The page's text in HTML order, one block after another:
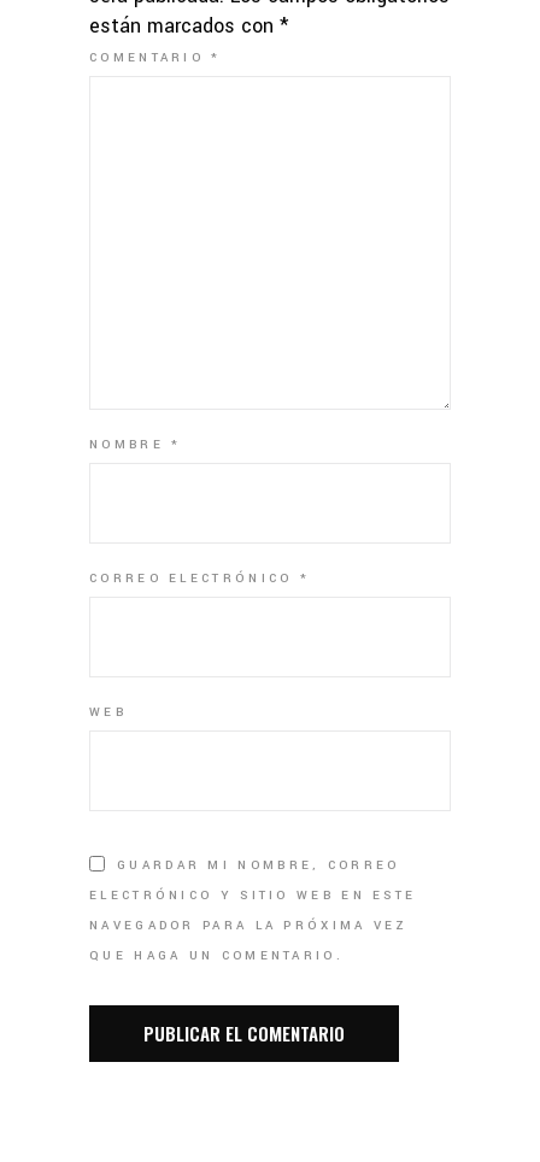
están marcados con *
COMENTARIO*
NOMBRE*
CORREO ELECTRÓNICO *
WEB
GUARDAR MI NOMBRE, CORREO
ELECTRÓNICO Y SITIO WEB EN ESTE
NAVEGADOR PARA LA PRÓXIMA VEZ
QUE HAGA UN COMENTARIO.